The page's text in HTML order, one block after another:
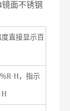
直接显示百
R·H，指示
镜面不锈钢